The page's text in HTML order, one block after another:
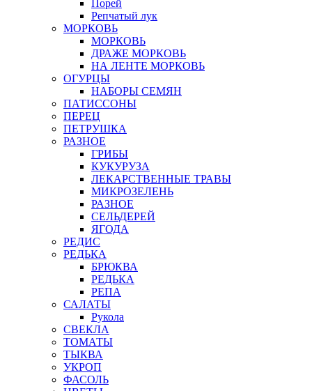
Порей
Репчатый лук
МОРКОВЬ
МОРКОВЬ
ДРАЖЕ МОРКОВЬ
НА ЛЕНТЕ МОРКОВЬ
ОГУРЦЫ
НАБОРЫ СЕМЯН
ПАТИССОНЫ
ПЕРЕЦ
ПЕТРУШКА
РАЗНОЕ
ГРИБЫ
КУКУРУЗА
ЛЕКАРСТВЕННЫЕ ТРАВЫ
МИКРОЗЕЛЕНЬ
РАЗНОЕ
СЕЛЬДЕРЕЙ
ЯГОДА
РЕДИС
РЕДЬКА
БРЮКВА
РЕДЬКА
РЕПА
САЛАТЫ
Рукола
СВЕКЛА
ТОМАТЫ
ТЫКВА
УКРОП
ФАСОЛЬ